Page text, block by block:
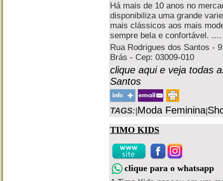
Há mais de 10 anos no
disponibiliza uma grande
mais clássicos aos mais
sempre bela e confortável. ....
Rua Rodrigues dos Santos -
Brás - Cep: 03009-010
clique aqui e veja todas
Santos
TAGS:|Moda Feminina|
TIMO KIDS
clique para o whatsapp